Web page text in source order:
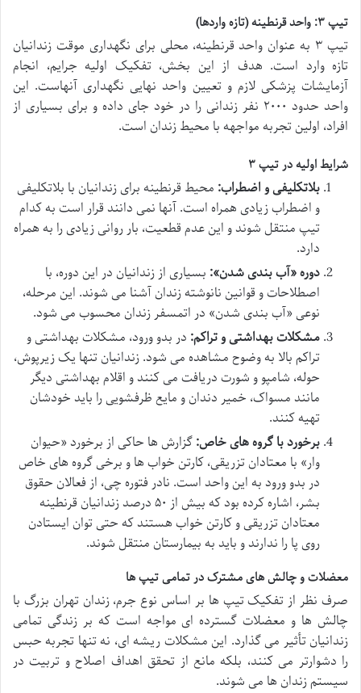
تیپ ۳: واحد قرنطینه (تازه واردها)
تیپ ۳ به عنوان واحد قرنطینه، محلی برای نگهداری موقت زندانیان
تازه وارد است. هدف از این بخش، تفکیک اولیه جرایم، انجام
آزمایشات پزشکی لازم و تعیین واحد نهایی نگهداری آنهاست. این
واحد حدود ۲۰۰۰ نفر زندانی را در خود جای داده و برای بسیاری از
افراد، اولین تجربه مواجهه با محیط زندان است.
شرایط اولیه در تیپ ۳
بلاتکلیفی و اضطراب: محیط قرنطینه برای زندانیان با بلاتکلیفی
و اضطراب زیادی همراه است. آنها نمی دانند قرار است به کدام
تیپ منتقل شوند و این عدم قطعیت، بار روانی زیادی را به همراه
دارد.
دوره «آب بندی شدن»: بسیاری از زندانیان در این دوره، با
اصطلاحات و قوانین نانوشته زندان آشنا می شوند. این مرحله،
نوعی «آب بندی شدن» در اتمسفر زندان محسوب می شود.
مشکلات بهداشتی و تراکم: در بدو ورود، مشکلات بهداشتی و
تراکم بالا به وضوح مشاهده می شود. زندانیان تنها یک زیرپوش،
حوله، شامپو و شورت دریافت می کنند و اقلام بهداشتی دیگر
مانند مسواک، خمیر دندان و مایع ظرفشویی را باید خودشان
تهیه کنند.
برخورد با گروه های خاص:گزارش ها حاکی از برخورد «حیوان
وار» با معتادان تزریقی، کارتن خواب ها و برخی گروه های خاص
در بدو ورود به این واحد است. نادر فتوره چی، از فعالان حقوق
بشر، اشاره کرده بود که بیش از ۵۰ درصد زندانیان قرنطینه
معتادان تزریقی و کارتن خواب هستند که حتی توان ایستادن
روی پا را ندارند و باید به بیمارستان منتقل شوند.
معضلات و چالش های مشترک در تمامی تیپ ها
صرف نظر از تفکیک تیپ ها بر اساس نوع جرم، زندان تهران بزرگ با
چالش ها و معضلات گسترده ای مواجه است که بر زندگی تمامی
زندانیان تأثیر می گذارد. این مشکلات ریشه ای، نه تنها تجربه حبس
را دشوارتر می کنند، بلکه مانع از تحقق اهداف اصلاح و تربیت در
سیستم زندان ها می شوند.